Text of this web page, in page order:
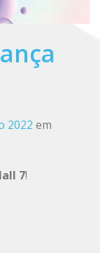
2022 em
7!